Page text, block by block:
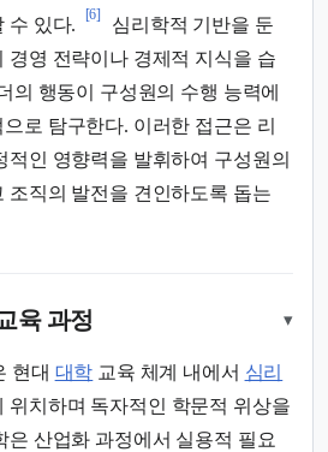
수 있다.
[6]
심리학적 기반을 둔
경영 전략이나 경제적 지식을 습
의 행동이 구성원의 수행 능력에
로 탐구한다. 이러한 접근은 리
적인 영향력을 발휘하여 구성원의
조직의 발전을 견인하도록 돕는
육 과정 ▾
현대 대학 교육 체계 내에서 심리
위치하며 독자적인 학문적 위상을
은 산업화 과정에서 실용적 필요